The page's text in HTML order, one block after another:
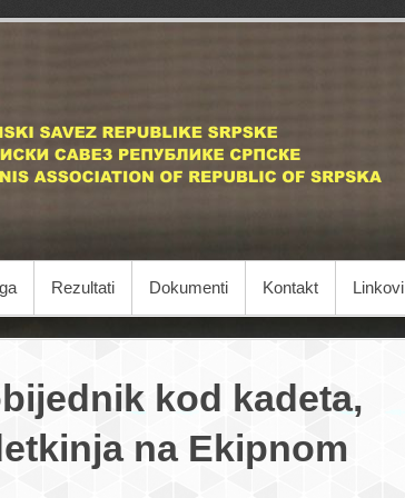
Rezultati Dokumenti Kontakt Linkovi
kod kadeta,
na Ekipnom